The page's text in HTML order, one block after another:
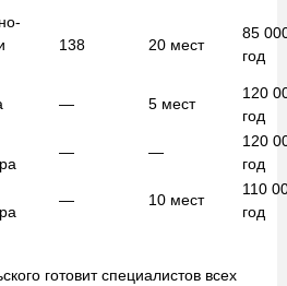
138 20 мест
85
год
— 5 мест
120
год
— —
120
год
— 10 мест
110
год
готовит специалистов всех